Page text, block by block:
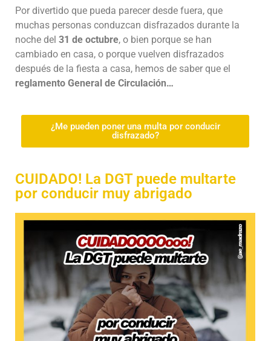
Por divertido que pueda parecer desde fuera, que
muchas personas conduzcan disfrazados durante la
noche del 31 de octubre, o bien porque se han
cambiado en casa, o porque vuelven disfrazados
después de la fiesta a casa, hemos de saber que el
reglamento General de Circulación…
¿Me pueden poner una multa por conducir
disfrazado?
CUIDADO! La DGT puede multarte
por conducir muy abrigado